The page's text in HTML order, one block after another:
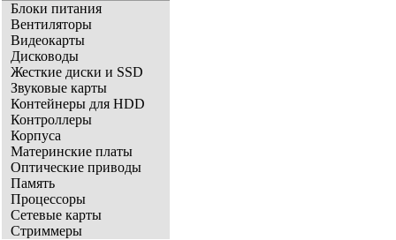
Блоки питания
Вентиляторы
Видеокарты
Дисководы
Жесткие диски и SSD
Звуковые карты
Контейнеры для HDD
Контроллеры
Корпуса
Материнские платы
Оптические приводы
Память
Процессоры
Сетевые карты
Стриммеры